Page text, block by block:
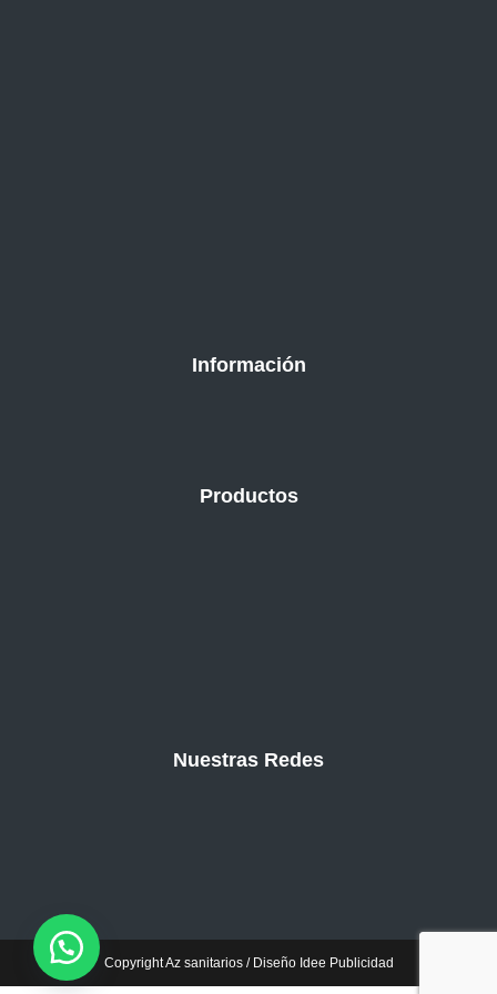
Información
Productos
Nuestras Redes
Copyright Az sanitarios / Diseño Idee Publicidad